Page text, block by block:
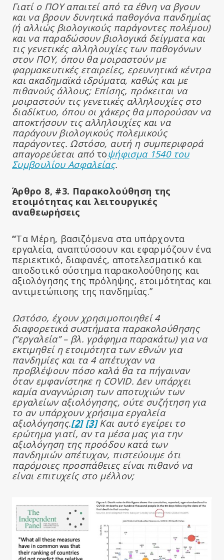
Γιατί ο ΠΟΥ απαιτεί από τα έθνη να βγουν
και να βρουν δυνητικά παθογόνα πανδημίας
(ή αλλιώς βιολογικούς παράγοντες πολέμου)
και να παραδώσουν βιολογικά δείγματα και
τις γενετικές αλληλουχίες των παθογόνων
στον ΠΟΥ, όπου θα μοιραστούν με
φαρμακευτικές εταιρείες, ερευνητικά κέντρα
και ακαδημαϊκά ιδρύματα, καθώς και με
πιθανούς άλλους; Επίσης, πρόκειται να
μοιραστούν τις γενετικές αλληλουχίες στο
διαδίκτυο, όπου οι χάκερς θα μπορούσαν να
αποκτήσουν τις αλληλουχίες και να
παράγουν βιολογικούς πολεμικούς
παράγοντες. Ωστόσο, αυτή η συμπεριφορά
απαγορεύεται απότοψήφισμα 1540 του
Συμβουλίου Ασφαλείας.
Άρθρο 8, #3. Παρακολούθηση της
ετοιμότητας και λειτουργικές
αναθεωρήσεις
“Τα Μέρη, βασιζόμενα στα υπάρχοντα
εργαλεία, αναπτύσσουν και εφαρμόζουν ένα
περιεκτικό, διαφανές, αποτελεσματικό και
αποδοτικό σύστημα παρακολούθησης και
αξιολόγησης της πρόληψης, ετοιμότητας και
αντιμετώπισης της πανδημίας.”
Ωστόσο, έχουν χρησιμοποιηθεί 4
διαφορετικά συστήματα παρακολούθησης
(“εργαλεία” – βλ. γράφημα παρακάτω) για να
εκτιμηθεί η ετοιμότητα των εθνών για
πανδημίες και τα 4 απέτυχαν να
προβλέψουν πόσο καλά θα τα πήγαιναν
όταν εμφανίστηκε η COVID. Δεν υπάρχει
καμία αναγνώριση των αποτυχιών των
εργαλείων αξιολόγησης, ούτε συζήτηση για
το αν υπάρχουν χρήσιμα εργαλεία
αξιολόγησης.[2] [3]Και αυτό εγείρει το
ερώτημα γιατί, αν τα μέσα μας για την
αξιολόγηση της προόδου κατά των
πανδημιών απέτυχαν, πιστεύουμε ότι
παρόμοιες προσπάθειες είναι πιθανό να
είναι επιτυχείς στο μέλλον;